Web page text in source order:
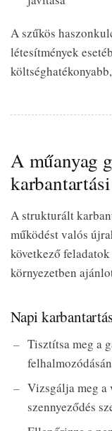
A szűkös
létesítmények
A műanyag
A strukturált
működést valós
következő
környezetben
Napi
Tisztítsa meg a
Vizsgálja meg a
szennyeződés